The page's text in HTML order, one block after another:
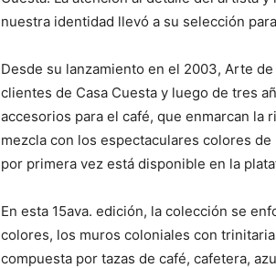
nuestra identidad llevó a su selección
Desde su lanzamiento en el 2003, Arte
clientes de Casa Cuesta y luego de tres
accesorios para el café, que enmarcan la
mezcla con los espectaculares colores
por primera vez está disponible en la
En esta 15ava. edición, la colección se
colores, los muros coloniales con
compuesta por tazas de café, cafetera,